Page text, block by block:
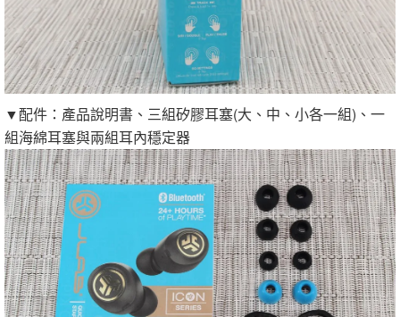
▼配件：產品說明書、三組矽膠耳塞(大、中、小各一組)、一
組海綿耳塞與兩組耳內穩定器